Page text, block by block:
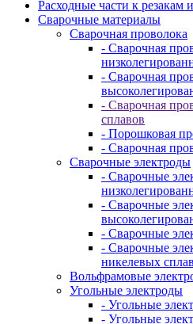
Расходные части к резакам
Сварочные материалы
Сварочная проволока
- Сварочная
- Сварочная
- Сварочная
сплавов
- Порошковая
- Сварочная
Сварочные электроды
- Сварочные
- Сварочные
- Сварочные
- Сварочные
никелевых
Вольфрамовые
Угольные электроды
- Угольные
- Угольные